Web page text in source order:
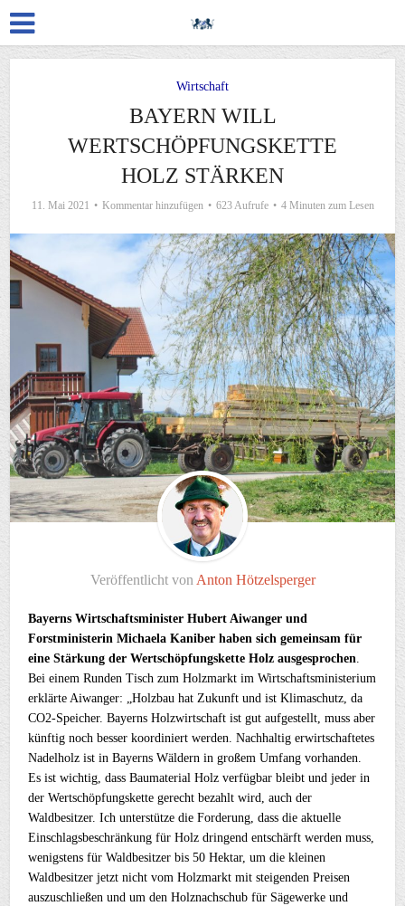
Wirtschaft
BAYERN WILL
WERTSCHÖPFUNGSKETTE
HOLZ STÄRKEN
11. Mai 2021 Kommentar hinzufügen 623 Aufrufe 4 Minuten zum Lesen
Veröffentlicht von Anton Hötzelsperger
Bayerns Wirtschaftsminister Hubert Aiwanger und
Forstministerin Michaela Kaniber haben sich gemeinsam für
eine Stärkung der Wertschöpfungskette Holz ausgesprochen.
Bei einem Runden Tisch zum Holzmarkt im Wirtschaftsministerium
erklärte Aiwanger: „Holzbau hat Zukunft und ist Klimaschutz, da
CO2-Speicher. Bayerns Holzwirtschaft ist gut aufgestellt, muss aber
künftig noch besser koordiniert werden. Nachhaltig erwirtschaftetes
Nadelholz ist in Bayerns Wäldern in großem Umfang vorhanden.
Es ist wichtig, dass Baumaterial Holz verfügbar bleibt und jeder in
der Wertschöpfungskette gerecht bezahlt wird, auch der
Waldbesitzer. Ich unterstütze die Forderung, dass die aktuelle
Einschlagsbeschränkung für Holz dringend entschärft werden muss,
wenigstens für Waldbesitzer bis 50 Hektar, um die kleinen
Waldbesitzer jetzt nicht vom Holzmarkt mit steigenden Preisen
auszuschließen und um den Holznachschub für Sägewerke und